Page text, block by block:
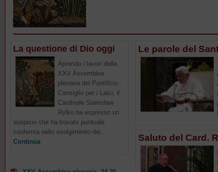
La questione di Dio oggi
Aprendo i lavori della
XXV Assemblea
plenaria del Pontificio
Consiglio per i Laici, il
Cardinale Stanisław
Ryłko ha espresso un
auspicio che ha trovato puntuale
conferma nello svolgimento dei...
Continua
Le parole del
Saluto del Card.